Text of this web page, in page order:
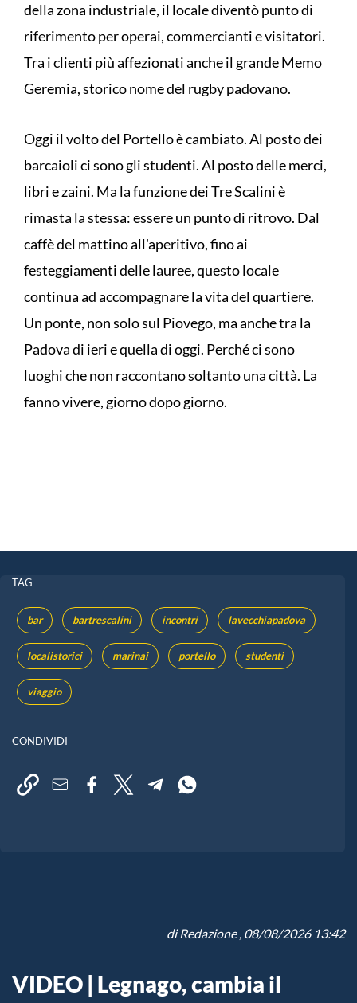
della zona industriale, il locale diventò punto di
riferimento per operai, commercianti e visitatori.
Tra i clienti più affezionati anche il grande Memo
Geremia, storico nome del rugby padovano.
Oggi il volto del Portello è cambiato. Al posto dei
barcaioli ci sono gli studenti. Al posto delle merci,
libri e zaini. Ma la funzione dei Tre Scalini è
rimasta la stessa: essere un punto di ritrovo. Dal
caffè del mattino all'aperitivo, fino ai
festeggiamenti delle lauree, questo locale
continua ad accompagnare la vita del quartiere.
Un ponte, non solo sul Piovego, ma anche tra la
Padova di ieri e quella di oggi. Perché ci sono
luoghi che non raccontano soltanto una città. La
fanno vivere, giorno dopo giorno.
TAG
bar bartrescalini incontri lavecchiapadova
localistorici marinai portello studenti
viaggio
CONDIVIDI
diRedazione, 08/08/2026 13:42
VIDEO | Legnago, cambia il